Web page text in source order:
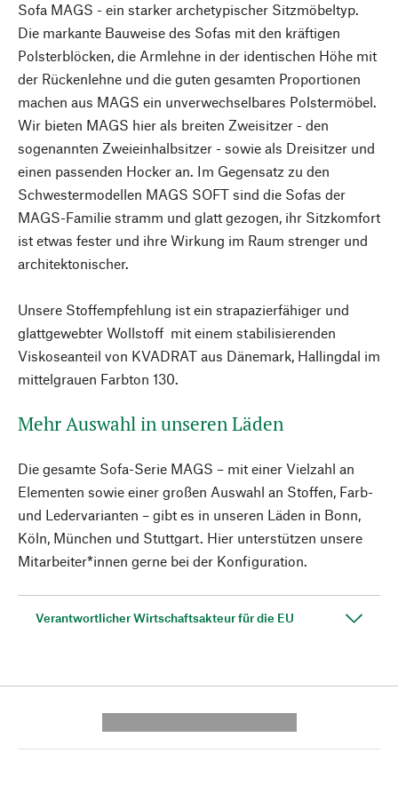
Sofa MAGS - ein starker archetypischer Sitzmöbeltyp.
Die markante Bauweise des Sofas mit den kräftigen
Polsterblöcken, die Armlehne in der identischen Höhe mit
der Rückenlehne und die guten gesamten Proportionen
machen aus MAGS ein unverwechselbares Polstermöbel.
Wir bieten MAGS hier als breiten Zweisitzer - den
sogenannten Zweieinhalbsitzer - sowie als Dreisitzer und
einen passenden Hocker an. Im Gegensatz zu den
Schwestermodellen MAGS SOFT sind die Sofas der
MAGS-Familie stramm und glatt gezogen, ihr Sitzkomfort
ist etwas fester und ihre Wirkung im Raum strenger und
architektonischer.
Unsere Stoffempfehlung ist ein strapazierfähiger und
glattgewebter Wollstoff mit einem stabilisierenden
Viskoseanteil von KVADRAT aus Dänemark, Hallingdal im
mittelgrauen Farbton 130.
Mehr Auswahl in unseren Läden
Die gesamte Sofa-Serie MAGS – mit einer Vielzahl an
Elementen sowie einer großen Auswahl an Stoffen, Farb-
und Ledervarianten – gibt es in unseren Läden in Bonn,
Köln, München und Stuttgart. Hier unterstützen unsere
Mitarbeiter*innen gerne bei der Konfiguration.
Verantwortlicher Wirtschaftsakteur für die EU